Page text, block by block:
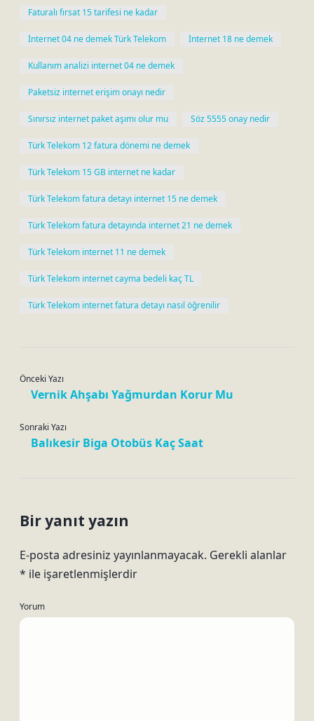
Faturalı fırsat 15 tarifesi ne kadar
İnternet 04 ne demek Türk Telekom İnternet 18 ne demek
Kullanım analizi internet 04 ne demek
Paketsiz internet erişim onayı nedir
Sınırsız internet paket aşımı olur mu Söz 5555 onay nedir
Türk Telekom 12 fatura dönemi ne demek
Türk Telekom 15 GB internet ne kadar
Türk Telekom fatura detayı internet 15 ne demek
Türk Telekom fatura detayında internet 21 ne demek
Türk Telekom internet 11 ne demek
Türk Telekom internet cayma bedeli kaç TL
Türk Telekom internet fatura detayı nasıl öğrenilir
Önceki Yazı
Vernik Ahşabı Yağmurdan Korur Mu
Sonraki Yazı
Balıkesir Biga Otobüs Kaç Saat
Bir yanıt yazın
E-posta adresiniz yayınlanmayacak. Gerekli alanlar
* ile işaretlenmişlerdir
Yorum